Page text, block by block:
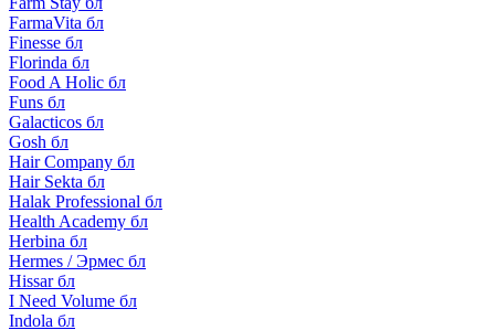
FarmaVita бл
Finesse бл
Florinda бл
Food A Holic бл
Funs бл
Galacticos бл
Gosh бл
Hair Company бл
Hair Sekta бл
Halak Professional бл
Health Academy бл
Herbina бл
Hermes / Эрмес бл
Hissar бл
I Need Volume бл
Indola бл